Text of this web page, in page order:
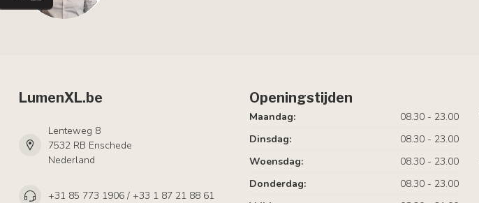
LumenXL.be
Lenteweg 8
7532 RB Enschede
Nederland
+31 85 773 1906 / +33 1 87 21 88 61
Openingstijden
Maandag:
08.30 - 23.00
Dinsdag:
08.30 - 23.00
Woensdag:
08.30 - 23.00
Donderdag:
08.30 - 23.00